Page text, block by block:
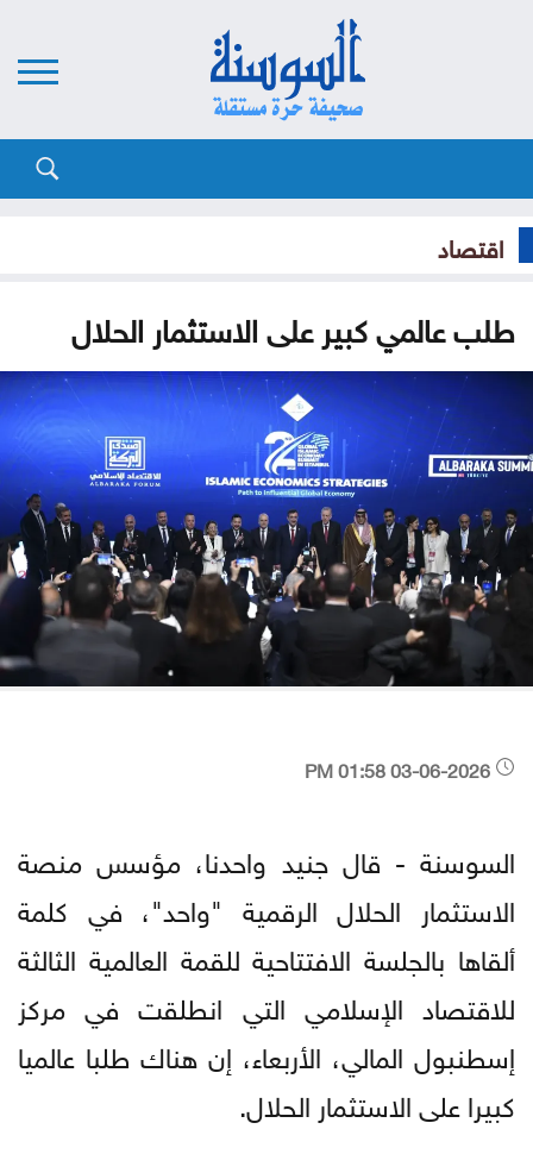
اقتصاد
طلب عالمي كبير على الاستثمار الحلال
السوسنة - قال جنيد واحدنا، مؤسس منصة
الاستثمار الحلال الرقمية "واحد"، في كلمة
ألقاها بالجلسة الافتتاحية للقمة العالمية الثالثة
للاقتصاد الإسلامي التي انطلقت في مركز
إسطنبول المالي، الأربعاء، إن هناك طلبا عالميا
كبيرا على الاستثمار الحلال.